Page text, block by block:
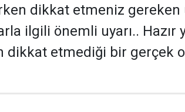
dikkat etmeniz gereken
ilgili önemli uyarı.. Hazır
dikkat etmediği bir gerçek